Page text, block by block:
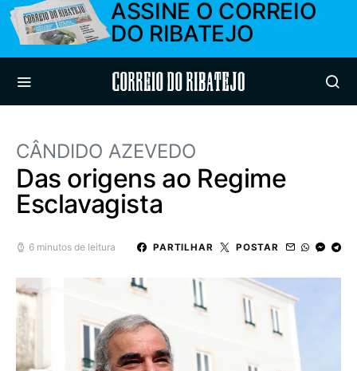
ASSINE O CORREIO
DO RIBATEJO
Correio do Ribatejo
CÂNDIDO AZEVEDO
Das origens ao Regime
Esclavagista
6 minutos de leitura PARTILHAR POSTAR